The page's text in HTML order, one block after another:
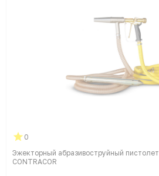
0
Эжекторный абразивоструйный пистолет
CONTRACOR